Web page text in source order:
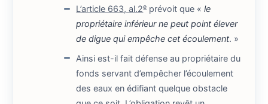
L’article 663, al.2eprévoit que «le
propriétaire inférieur ne peut point élever
de digue qui empêche cet écoulement. »
Ainsi est-il fait défense au propriétaire du
fonds servant d’empêcher l’écoulement
des eaux en édifiant quelque obstacle